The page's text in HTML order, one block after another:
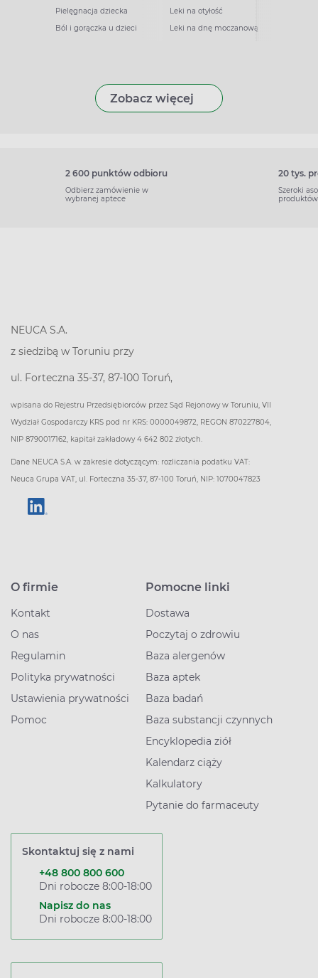
Pielęgnacja dziecka
Ból i gorączka u dzieci
Leki na otyłość
Leki na dnę moczanową
Zobacz więcej
2 600 punktów odbioru
Odbierz zamówienie w
wybranej aptece
20 tys.
Szeroki
produktów
NEUCA S.A.
z siedzibą w Toruniu przy
ul. Forteczna 35-37, 87-100 Toruń,
wpisana do Rejestru Przedsiębiorców przez Sąd Rejonowy w Toruniu, VII
Wydział Gospodarczy KRS pod nr KRS: 0000049872, REGON 870227804,
NIP 8790017162, kapitał zakładowy 4 642 802 złotych.
Dane NEUCA S.A. w zakresie dotyczącym: rozliczania podatku VAT:
Neuca Grupa VAT, ul. Forteczna 35-37, 87-100 Toruń, NIP: 1070047823
O firmie
Kontakt
O nas
Regulamin
Polityka prywatności
Ustawienia prywatności
Pomoc
Pomocne linki
Dostawa
Poczytaj o zdrowiu
Baza alergenów
Baza aptek
Baza badań
Baza substancji czynnych
Encyklopedia ziół
Kalendarz ciąży
Kalkulatory
Pytanie do farmaceuty
Skontaktuj się z nami
+48 800 800 600
Dni robocze 8:00-18:00
Napisz do nas
Dni robocze 8:00-18:00